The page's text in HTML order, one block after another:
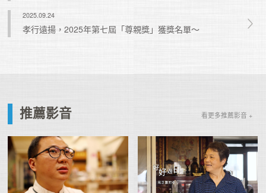
2025.09.24
孝行遠揚，2025年第七屆「尊親獎」獲獎名單～
推薦影音 看更多推薦影音 +